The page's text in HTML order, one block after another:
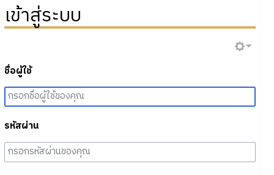
เข้าสู่ระบบ
ชื่อผู้ใช้
รหัสผ่าน